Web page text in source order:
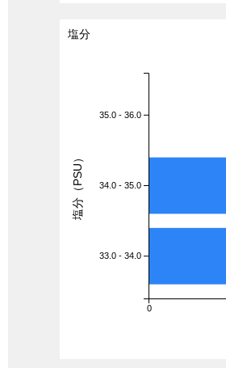
塩分
0
35.0 - 36.0
34.0 - 35.0
33.0 - 34.0
塩分（PSU）